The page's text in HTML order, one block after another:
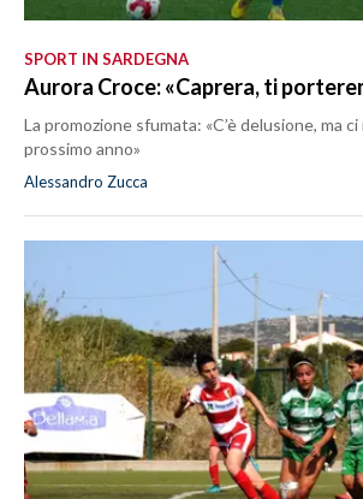
SPORT IN SARDEGNA
Aurora Croce: «Caprera, ti
La promozione sfumata: «C’è delusione, ma
prossimo anno»
Alessandro Zucca